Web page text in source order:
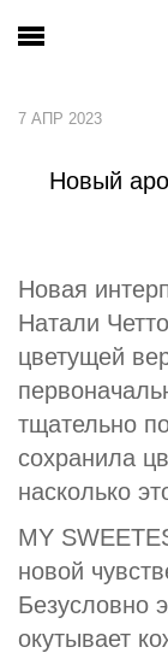
7 АПР 2023
Новый
Новая
Натали
цветущей
тщательно
сохранила
насколько
MY
новой
Безусловно
окутывает